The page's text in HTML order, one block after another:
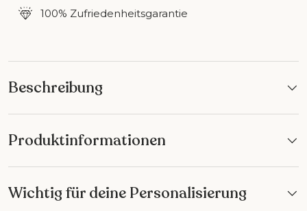
100% Zufriedenheitsgarantie
Beschreibung
Produktinformationen
Wichtig für deine Personalisierung